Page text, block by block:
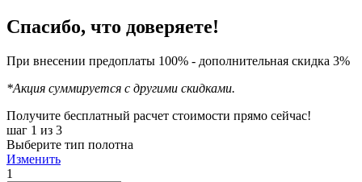
Спасибо, что доверяете!
При внесении предоплаты 100% - дополнительная скидка 3%
*Акция суммируется с другими скидками.
Получите бесплатный расчет стоимости прямо сейчас!
шаг 1 из 3
Выберите тип полотна
Изменить
1